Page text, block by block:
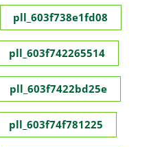
pll_603f738e1fd08
pll_603f742265514
pll_603f7422bd25e
pll_603f74f781225